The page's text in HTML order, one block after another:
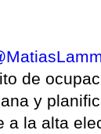
de
y
a la alta